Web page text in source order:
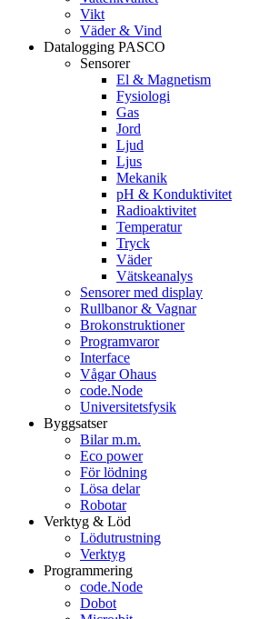
Vikt
Väder & Vind
Datalogging PASCO
Sensorer
El & Magnetism
Fysiologi
Gas
Jord
Ljud
Ljus
Mekanik
pH & Konduktivitet
Radioaktivitet
Temperatur
Tryck
Väder
Vätskeanalys
Sensorer med display
Rullbanor & Vagnar
Brokonstruktioner
Programvaror
Interface
Vågar Ohaus
code.Node
Universitetsfysik
Byggsatser
Bilar m.m.
Eco power
För lödning
Lösa delar
Robotar
Verktyg & Löd
Lödutrustning
Verktyg
Programmering
code.Node
Dobot